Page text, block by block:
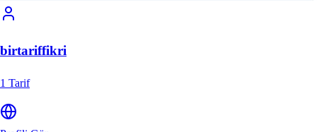
birtariffikri
1 Tarif